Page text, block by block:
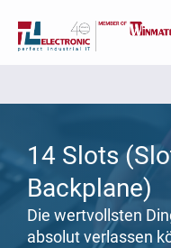
14 Slots
Backplane)
Die wertvollsten
absolut verlassen